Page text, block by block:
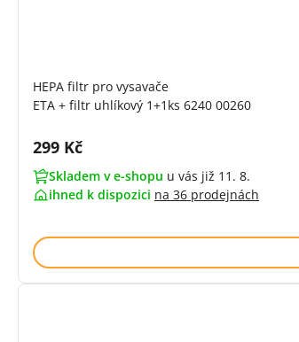
HEPA filtr pro vysavače
ETA + filtr uhlíkový 1+1ks 6240 00260
Cena s DPH:
299 Kč
Skladem v e-shopu u vás již 11. 8.
ihned k dispozici na 36 prodejnách